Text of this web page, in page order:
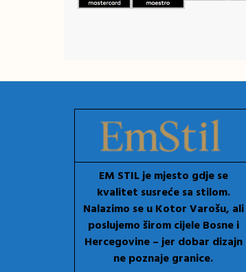
EM STIL je mjesto gdje se
kvalitet susreće sa stilom.
Nalazimo se u Kotor Varošu, ali
poslujemo širom cijele Bosne i
Hercegovine – jer dobar dizajn
ne poznaje granice.